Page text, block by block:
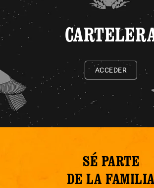
ACCEDER
SÉ PARTE
DE LA FAMILIA